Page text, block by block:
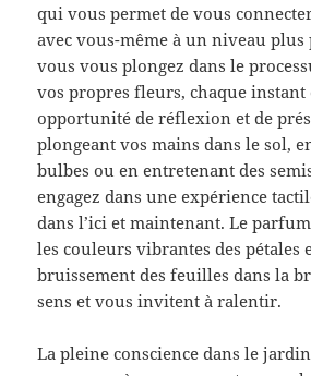
qui vous permet de vous
avec vous-même à un niveau
vous vous plongez dans le
vos propres fleurs, chaque
opportunité de réflexion et de
plongeant vos mains dans le sol,
bulbes ou en entretenant des
engagez dans une expérience
dans l’ici et maintenant. Le
les couleurs vibrantes des pétales
bruissement des feuilles dans la
sens et vous invitent à ralentir.
La pleine conscience dans le